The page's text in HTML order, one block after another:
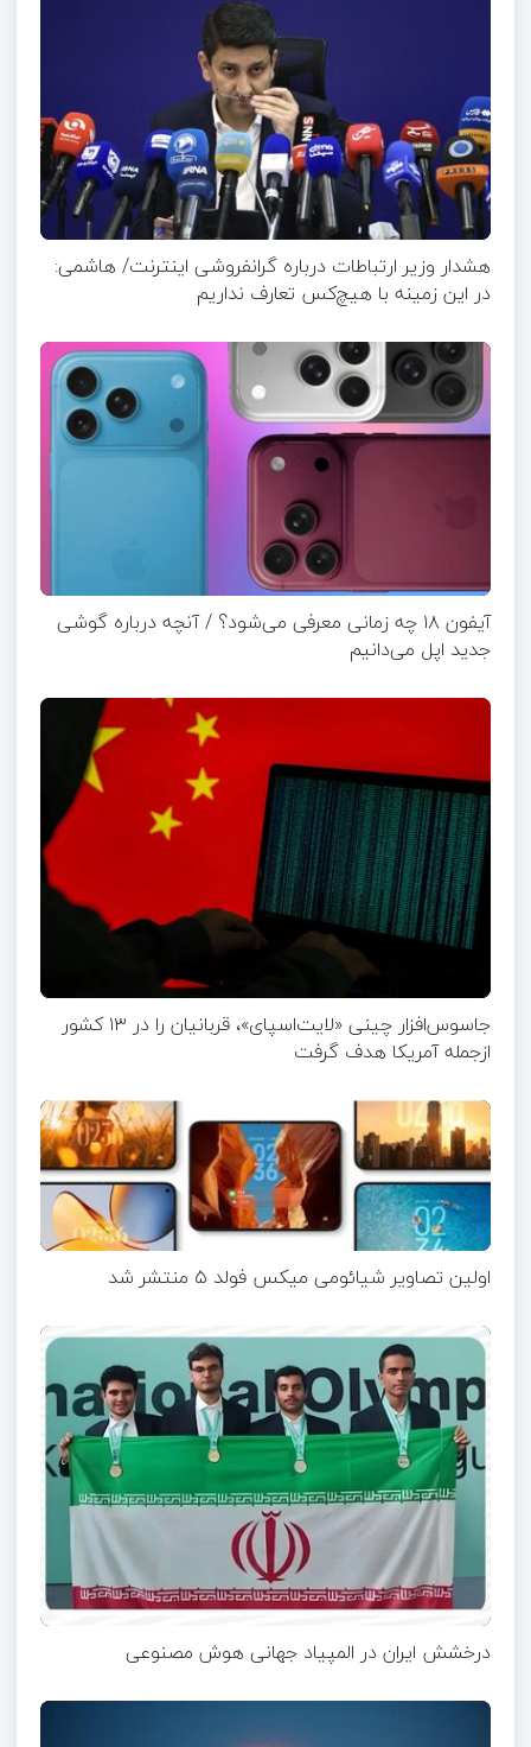
هشدار وزیر ارتباطات درباره گرانفروشی اینترنت/ هاشمی:
در این زمینه با هیچ‌کس تعارف نداریم
آیفون ۱۸ چه زمانی معرفی می‌شود؟ / آنچه درباره گوشی
جدید اپل می‌دانیم
جاسوس‌افزار چینی «لایت‌اسپای»، قربانیان را در ۱۳ کشور
ازجمله آمریکا هدف گرفت
اولین تصاویر شیائومی میکس فولد ۵ منتشر شد
درخشش ایران در المپیاد جهانی هوش مصنوعی